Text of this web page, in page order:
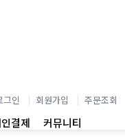
그인 회원가입 주문조회
결제 커뮤니티